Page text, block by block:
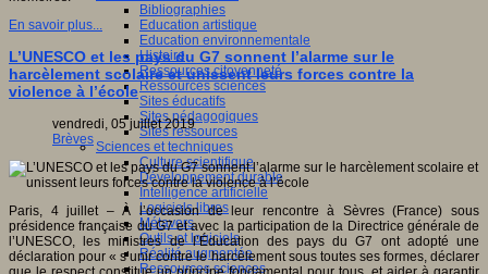
Bibliographies
Education artistique
Education environnementale
Histoire
Ressources citoyenneté
Ressources sciences
Sites éducatifs
Sites pédagogiques
Sites ressources
Sciences et techniques
Culture scientifique
Développement durable
Intelligence artificielle
Logiciels libres
Métavers
Outils et logiciels
Réalité augmentée
Ressources sciences
En savoir plus...
L’UNESCO et les pays du G7 sonnent l’alarme sur le
harcèlement scolaire et unissent leurs forces contre la
violence à l’école
vendredi, 05 juillet 2019
Brèves
Paris, 4 juillet – À l’occasion de leur rencontre à Sèvres (France) sous
présidence française du G7 et avec la participation de la Directrice générale de
l’UNESCO, les ministres de l’Éducation des pays du G7 ont adopté une
déclaration pour « s’unir contre le harcèlement sous toutes ses formes, déclarer